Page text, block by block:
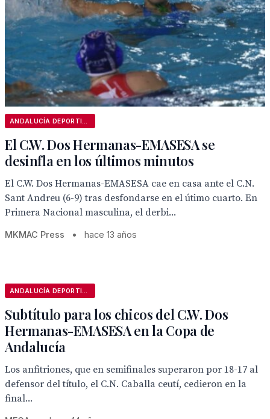
El C.W. Dos Hermanas-EMASESA se
desinfla en los últimos minutos
El C.W. Dos Hermanas-EMASESA cae en casa ante el C.N.
Sant Andreu (6-9) tras desfondarse en el útimo cuarto. En
Primera Nacional masculina, el derbi...
MKMAC Press • hace 13 años
Subtítulo para los chicos del C.W. Dos
Hermanas-EMASESA en la Copa de
Andalucía
Los anfitriones, que en semifinales superaron por 18-17 al
defensor del título, el C.N. Caballa ceutí, cedieron en la
final...